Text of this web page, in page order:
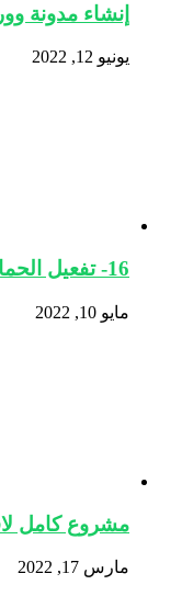
إنشاء مدونة
يونيو 12, 2022
16- تفعيل الحمايه للدومين بدون اي تكلفه ssl https
مايو 10, 2022
مشروع كامل
مارس 17, 2022